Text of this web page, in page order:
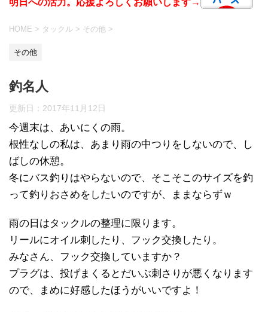
明日への活力。応援よろしくお願いします→
HOME > タックル > その他 >
その他
釣名人
更新日： 2017年11月12日
今週末は、あいにくの雨。
根性なしの私は、あまり雨の中つりをしないので、し
ばしの休憩。
冬にバス釣りはやらないので、そこそこのサイズを釣
って釣りおさめをしたいのですが、ままならずｗ
雨の日はタックルの整理に限ります。
リールにオイル刺したり、フック交換したり。
みなさん、フック交換していますか？
プラグは、投げまくるとだいぶ刺さりが悪くなります
ので、まめに好感したほうがいいですよ！